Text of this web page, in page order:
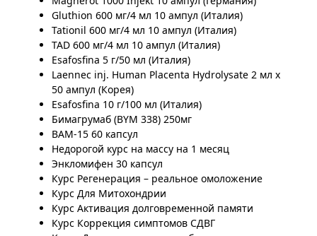
Gluthion 600 мг/4 мл 10 ампул (Италия)
Tationil 600 мг/4 мл 10 ампул (Италия)
TAD 600 мг/4 мл 10 ампул (Италия)
Esafosfina 5 г/50 мл (Италия)
Laennec inj. Human Placenta Hydrolysate 2 мл х
50 ампул (Корея)
Esafosfina 10 г/100 мл (Италия)
Бимагрумаб (BYM 338) 250мг
BAM-15 60 капсул
Недорогой курс на массу на 1 месяц
Энкломифен 30 капсул
Курс Регенерация – реальное омоложение
Курс Для Митохондрии
Курс Активация долговременной памяти
Курс Коррекция симптомов СДВГ